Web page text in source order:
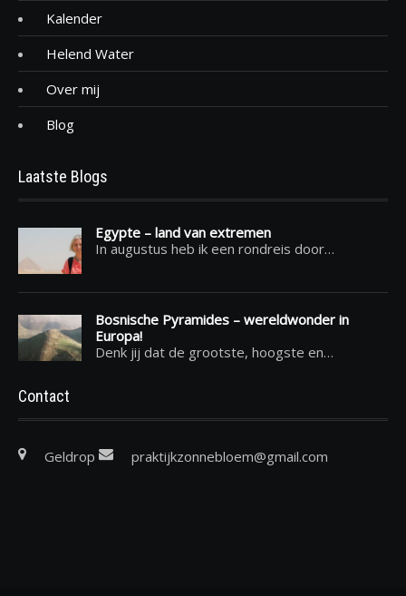
Kalender
Helend Water
Over mij
Blog
Laatste Blogs
Egypte – land van extremen
In augustus heb ik een rondreis door…
Bosnische Pyramides – wereldwonder in
Europa!
Denk jij dat de grootste, hoogste en…
Contact
Geldrop praktijkzonnebloem@gmail.com